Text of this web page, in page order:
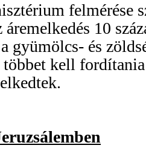
felmérése
ár­emelkedés 10
gyümölcs- és
kell